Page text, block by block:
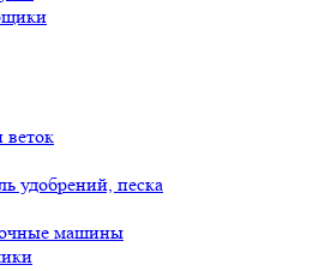
веток
удобрений, песка
машины